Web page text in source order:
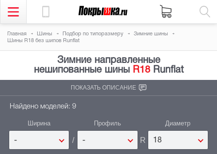
Главная Шины Подбор по типоразмеру
Зимние шины
Шины R18 без шипов Runflat
Зимние направленные
нешипованные шины
R18Runflat
ПОКАЗАТЬ ОПИСАНИЕ
Найдено моделей: 9
Ширина
- /
Профиль
- R
Диаметр
18